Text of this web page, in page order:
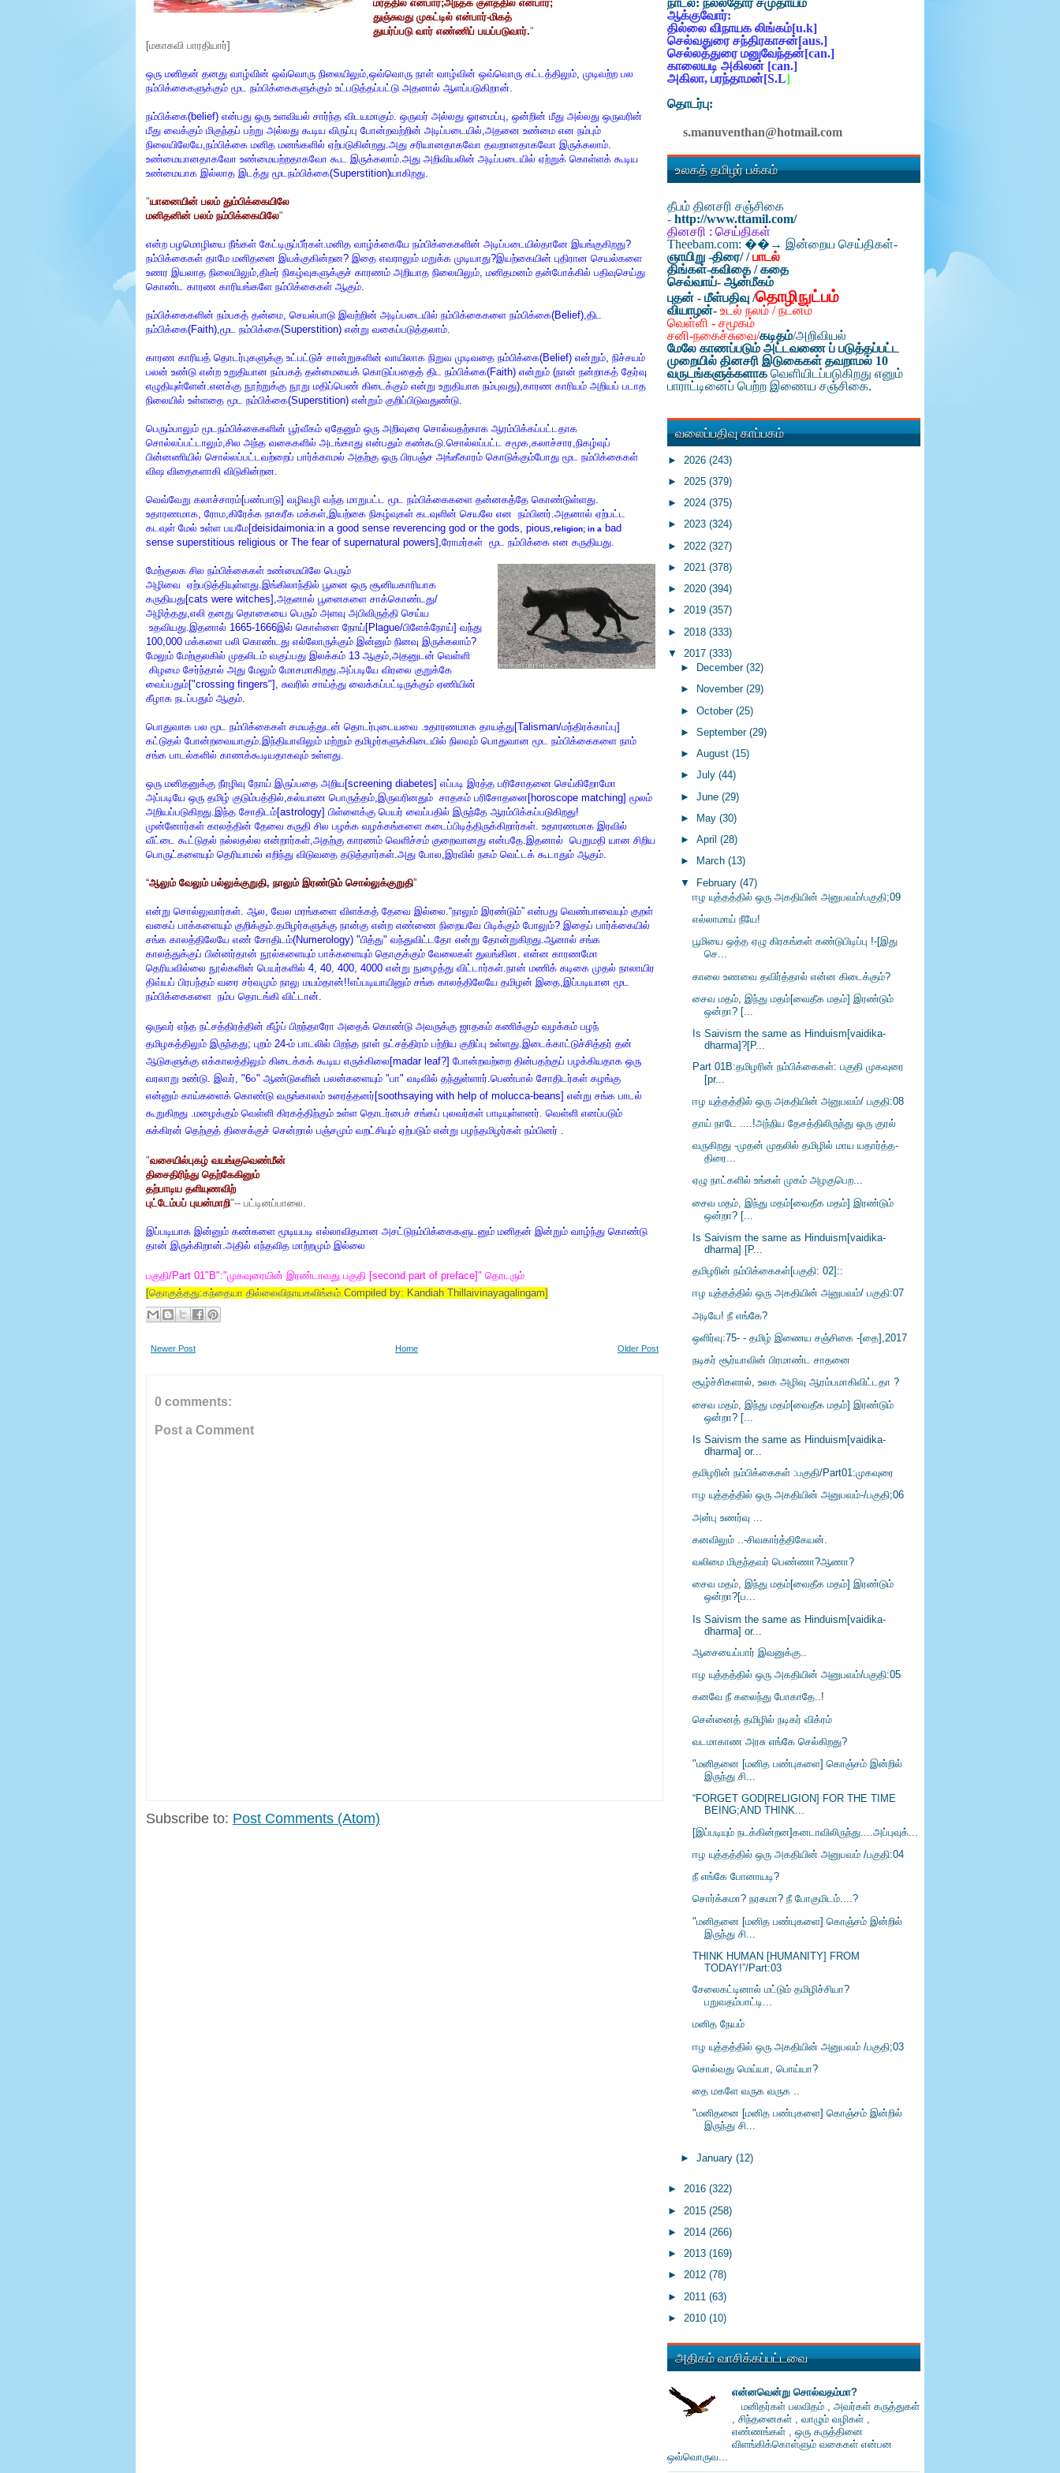
மரத்தில் என்பார்;அந்தக் குளத்தில் என்பார்;
துஞ்சுவது முகட்டில் என்பார்-மிகத்
துயர்ப்படு வார் எண்ணிப் பயப்படுவார்."
[மகாகவி பாரதியார்]
ஒரு மனிதன் தனது வாழ்வின் ஒவ்வொரு நிலையிலும்,ஒவ்வொரு நாள் வாழ்வின் ஒவ்வொரு கட்டத்திலும், முடிவற்ற பல
நம்பிக்கைகளுக்கும் மூட நம்பிக்கைகளுக்கும் உட்படுத்தப்பட்டு அதனால் ஆளப்படுகிறான்.
நம்பிக்கை(belief) என்பது ஒரு உளவியல் சார்ந்த விடயமாகும். ஒருவர் அல்லது ஓரமைப்பு, ஒன்றின் மீது அல்லது ஒருவரின்
மீது வைக்கும் மிகுந்தப் பற்று அல்லது கூடிய விருப்பு போன்றவற்றின் அடிப்படையில்,அதனை உண்மை என நம்பும்
நிலையிலேயே,நம்பிக்கை மனித மனங்களில் ஏற்படுகின்றது.அது சரியானதாகவோ தவறானதாகவோ இருக்கலாம்.
உண்மையானதாகவோ உண்மையற்றதாகவோ கூட இருக்கலாம்.அது அறிவியலின் அடிப்படையில் ஏற்றுக் கொள்ளக் கூடிய
உண்மையாக இல்லாத இடத்து மூடநம்பிக்கை(Superstition)யாகிறது.
"யானையின் பலம் தும்பிக்கையிலே
மனிதனின் பலம் நம்பிக்கையிலே"
என்ற பழமொழியை நீங்கள் கேட்டிருப்பீர்கள்.மனித வாழ்க்கையே நம்பிக்கைகளின் அடிப்படையில்தானே இயங்குகிறது?
நம்பிக்கைகள் தாமே மனிதனை இயக்குகின்றன? இதை எவராலும் மறுக்க முடியாது?இயற்கையின் புதிரான செயல்களை
உணர இயலாத நிலையிலும்,திடீர் நிகழ்வுகளுக்குச் காரணம் அறியாத நிலையிலும், மனிதமனம் தன்போக்கில் பதிவுசெய்து
கொண்ட காரண காரியங்களே நம்பிக்கைகள் ஆகும்.
நம்பிக்கைகளின் நம்பகத் தன்மை, செயல்பாடு இவற்றின் அடிப்படையில் நம்பிக்கைகளை நம்பிக்கை(Belief),திட
நம்பிக்கை(Faith),மூட நம்பிக்கை(Superstition) என்று வகைப்படுத்தலாம்.
காரண காரியத் தொடர்புகளுக்கு உட்பட்டுச் சான்றுகளின் வாயிலாக நிறுவ முடிவதை நம்பிக்கை(Belief) என்றும், நிச்சயம்
பலன் உண்டு என்ற உறுதியான நம்பகத் தன்மையைக் கொடுப்பதைத் திட நம்பிக்கை(Faith) என்றும் (நான் நன்றாகத் தேர்வு
எழுதியுள்ளேன்.எனக்கு நூற்றுக்கு நூறு மதிப்பெண் கிடைக்கும் என்று உறுதியாக நம்புவது),காரண காரியம் அறியப் படாத
நிலையில் உள்ளதை மூட நம்பிக்கை(Superstition) என்றும் குறிப்பிடுவதுண்டு.
பெரும்பாலும் மூடநம்பிக்கைகளின் பூர்வீகம் ஏதேனும் ஒரு அறிவுரை சொல்வதற்காக ஆரம்பிக்கப்பட்டதாக
சொல்லப்பட்டாலும்,சில அந்த வகைகளில் அடங்காது என்பதும் கண்கூடு.சொல்லப்பட்ட சமூக,கலாச்சார,நிகழ்வுப்
பின்னணியில் சொல்லப்பட்டவற்றைப் பார்க்காமல் அதற்கு ஒரு பிரபஞ்ச அங்கீகாரம் கொடுக்கும்போது மூட நம்பிக்கைகள்
விஷ விதைகளாகி விடுகின்றன.
வெவ்வேறு கலாச்சாரம்[பண்பாடு] வழிவழி வந்த மாறுபட்ட மூட நம்பிக்கைகளை தன்னகத்தே கொண்டுள்ளது.
உதாரணமாக, ரோம,கிரேக்க நாகரீக மக்கள்,இயற்கை நிகழ்வுகள் கடவுளின் செயலே என நம்பினர்.அதனால் ஏற்பட்ட
கடவுள் மேல் உள்ள பயமே[deisidaimonia:in a good sense reverencing god or the gods, pious,religion; in a
bad
sense superstitious religious or The fear of supernatural powers],ரோமர்கள் மூட நம்பிக்கை என கருதியது.
மேற்குலக சில நம்பிக்கைகள் உண்மையிலே பெரும்
அழிவை ஏற்படுத்தியுள்ளது.இங்கிலாந்தில் பூனை ஒரு சூனியகாரியாக
கருதியது[cats were witches],அதனால் பூனைகளை சாக்கொண்டது/
அழித்தது,எலி தனது தொகையை பெரும் அளவு அபிவிருத்தி செய்ய
உதவியது.இதனால் 1665-1666இல் கொள்ளை நோய்[Plague/பிளேக்நோய்] வந்து
100,000 மக்களை பலி கொண்டது எல்லோருக்கும் இன்னும் நினவு இருக்கலாம்?
மேலும் மேற்குலகில் முதலிடம் வகுப்பது இலக்கம் 13 ஆகும்,அதனுடன் வெள்ளி
கிழமை சேர்ந்தால் அது மேலும் மோசமாகிறது.அப்படியே விரலை குறுக்கே
வைப்பதும்["crossing fingers"], சுவரில் சாய்த்து வைக்கப்பட்டிருக்கும் ஏணியின்
கீழாக நடப்பதும் ஆகும்.
பொதுவாக பல மூட நம்பிக்கைகள் சமயத்துடன் தொடர்புடையவை .உதாரணமாக தாயத்து[Talisman/மந்திரக்காப்பு]
கட்டுதல் போன்றவையாகும்.இந்தியாவிலும் மற்றும் தமிழர்களுக்கிடையில் நிலவும் பொதுவான மூட நம்பிக்கைகளை நாம்
சங்க பாடல்களில் காணக்கூடியதாகவும் உள்ளது.
ஒரு மனிதனுக்கு நீரழிவு நோய் இருப்பதை அறிய[screening diabetes] எப்படி இரத்த பரிசோதனை செய்கிறோமோ
அப்படியே ஒரு தமிழ் குடும்பத்தில்,கல்யாண பொருத்தம்,இருவரினதும் சாதகம் பரிசோதனை[horoscope matching] மூலம்
அறியப்படுகிறது.இந்த சோதிடம்[astrology] பிள்ளைக்கு பெயர் வைப்பதில் இருந்தே ஆரம்பிக்கப்படுகிறது!
முன்னோர்கள் காலத்தின் தேவை கருதி சில பழக்க வழக்கங்களை கடைப்பிடித்திருக்கிறார்கள். உதாரணமாக இரவில்
வீட்டை கூட்டுதல் நல்லதல்ல என்றார்கள்,அதற்கு காரணம் வெளிச்சம் குறைவானது என்பதே.இதனால் பெறுமதி யான சிறிய
பொருட்களையும் தெரியாமல் எறிந்து விடுவதை தடுத்தார்கள்.அது போல,இரவில் நகம் வெட்டக் கூடாதும் ஆகும்.
“ஆலும் வேலும் பல்லுக்குறுதி, நாலும் இரண்டும் சொல்லுக்குறுதி”
என்று சொல்லுவார்கள். ஆல, வேல மரங்களை விளக்கத் தேவை இல்லை.“நாலும் இரண்டும்” என்பது வெண்பாவையும் குறள்
வகைப் பாக்களையும் குறிக்கும்.தமிழர்களுக்கு நான்கு என்ற எண்ணை நிறையவே பிடிக்கும் போலும்? இதைப் பார்க்கையில்
சங்க காலத்திலேயே எண் சோதிடம்(Numerology) "பித்து" வந்துவிட்டதோ என்று தோன்றுகிறது.ஆனால் சங்க
காலத்துக்குப் பின்னர்தான் நூல்களையும் பாக்களையும் தொகுக்கும் வேலைகள் துவங்கின. என்ன காரணமோ
தெரியவில்லை நூல்களின் பெயர்களில் 4, 40, 400, 4000 என்று நுழைத்து விட்டார்கள்.நான் மணிக் கடிகை முதல் நாலாயிர
திவ்யப் பிரபந்தம் வரை சர்வமும் நாலு மயம்தான்!!எப்படியாயினும் சங்க காலத்திலேயே தமிழன் இதை,இப்படியான மூட
நம்பிக்கைகளை நம்ப தொடங்கி விட்டான்.
ஒருவர் எந்த நட்சத்திரத்தின் கீழ்ப் பிறந்தாரோ அதைக் கொண்டு அவருக்கு ஜாதகம் கணிக்கும் வழக்கம் பழந்
தமிழகத்திலும் இருந்தது; புறம் 24-ம் பாடலில் பிறந்த நாள் நட்சத்திரம் பற்றிய குறிப்பு உள்ளது.இடைக்காட்டுச்சித்தர் தன்
ஆடுகளுக்கு எக்காலத்திலும் கிடைக்கக் கூடிய எருக்கிலை[madar leaf?] போன்றவற்றை தின்பதற்குப் பழக்கியதாக ஒரு
வரலாறு உண்டு. இவர், "6௦" ஆண்டுகளின் பலன்களையும் "பா" வடிவில் தந்துள்ளார்.பெண்பால் சோதிடர்கள் கழங்கு
என்னும் காய்களைக் கொண்டு வருங்காலம் உரைத்தனர் [soothsaying with help of molucca-beans] என்று சங்க பாடல்
கூறுகிறது .மழைக்கும் வெள்ளி கிரகத்திற்கும் உள்ள தொடர்பைச் சங்கப் புலவர்கள் பாடியுள்ளனர். வெள்ளி எனப்படும்
சுக்கிரன் தெற்குத் திசைக்குச் சென்றால் பஞ்சமும் வறட்சியும் ஏற்படும் என்று பழந்தமிழர்கள் நம்பினர் .
"வசையில்புகழ் வயங்குவெண்மீன்
திசைதிரிந்து தெற்கேகினும்
தற்பாடிய தளியுணவிற்
புட்டேம்பப் புயன்மாறி"-- பட்டினப்பாலை.
இப்படியாக இன்னும் கண்களை மூடியபடி எல்லாவிதமான அசட்டுநம்பிக்கைகளுடனும் மனிதன் இன்றும் வாழ்ந்து கொண்டு
தான் இருக்கிறான்.அதில் எந்தவித மாற்றமும் இல்லை
பகுதி/Part 01"B":"முகவுரையின் இரண்டாவது பகுதி [second part of preface]" தொடரும்
[தொகுத்தது:கந்தையா தில்லைவிநாயகலிங்கம்.Compiled by: Kandiah Thillaivinayagalingam]
Newer Post Older Post
Home
0 comments:
Post a Comment
Subscribe to: Post Comments (Atom)
நாடல்: நல்லதோர் சமுதாயம்
ஆக்குவோர்:
தில்லை விநாயக லிங்கம்[u.k]
செல்வதுரை சந்திரகாசன்[aus.]
செல்லத்துரை மனுவேந்தன்[can.]
காலையடி அகிலன் [can.]
அகிலா, பரந்தாமன்[S.L]
தொடர்பு:
s.manuventhan@hotmail.com
உலகத் தமிழர் பக்கம்
தீபம் தினசரி சஞ்சிகை
- http://www.ttamil.com/
தினசரி : செய்திகள்
Theebam.com: ��→ இன்றைய செய்திகள்-
ஞாயிறு -திரை//பாடல்
திங்கள்-கவிதை / கதை
செவ்வாய்- ஆன்மீகம்
புதன் - மீள்பதிவு /தொழிநுட்பம்
வியாழன்- உடல் நலம் / நடனம்
வெள்ளி - சமூகம்
சனி-நகைச்சுவை/கடிதம்/அறிவியல்
மேலே காணப்படும் அட்டவணை ப் படுத்தப்பட்ட
முறையில் தினசரி இடுகைகள் தவறாமல் 10
வருடங்களுக்களாக வெளியிடப்படுகிறது எனும்
பாராட்டினைப் பெற்ற இணைய சஞ்சிகை.
வலைப்பதிவு காப்பகம்
► 2026 (243)
► 2025 (379)
► 2024 (375)
► 2023 (324)
► 2022 (327)
► 2021 (378)
► 2020 (394)
► 2019 (357)
► 2018 (333)
▼ 2017 (333)
►
December (32)
►
November (29)
► October (25)
► September (29)
► August (15)
► July (44)
► June (29)
►
May (30)
► April (28)
►
March (13)
▼ February (47)
ஈழ யுத்தத்தில் ஒரு அகதியின் அனுபவம்/பகுதி;09
எல்லாமாய் நீயே!
பூமியை ஒத்த ஏழு கிரகங்கள் கண்டுபிடிப்பு !-[இது
செ...
காலை உணவை தவிர்த்தால் என்ன கிடைக்கும்?
சைவ மதம், இந்து மதம்[வைதீக மதம்] இரண்டும்
ஒன்றா? [...
Is Saivism the same as Hinduism[vaidika-
dharma]?[P...
Part 01B:தமிழரின் நம்பிக்கைகள்: பகுதி முகவுரை
[pr...
ஈழ யுத்தத்தில் ஒரு அகதியின் அனுபவம்/ பகுதி:08
தாய் நாடே ....!அந்நிய தேசத்திலிருந்து ஒரு குரல்
வருகிறது -முதன் முதலில் தமிழில் மாய யதார்த்த-
திரை...
ஏழு நாட்களில் உங்கள் முகம் அழகுபெற...
சைவ மதம், இந்து மதம்[வைதீக மதம்] இரண்டும்
ஒன்றா? [...
Is Saivism the same as Hinduism[vaidika-
dharma] [P...
தமிழரின் நம்பிக்கைகள்[பகுதி: 02]::
ஈழ யுத்தத்தில் ஒரு அகதியின் அனுபவம்/ பகுதி:07
அடியே! நீ எங்கே?
ஒளிர்வு:75- - தமிழ் இணைய சஞ்சிகை -[தை],2017
நடிகர் சூர்யாவின் பிரமாண்ட சாதனை
சூழ்ச்சிகளால், உலக அழிவு ஆரம்பமாகிவிட்டதா ?
சைவ மதம், இந்து மதம்[வைதீக மதம்] இரண்டும்
ஒன்றா? [...
Is Saivism the same as Hinduism[vaidika-
dharma] or...
தமிழரின் நம்பிக்கைகள் :பகுதி/Part01:முகவுரை
ஈழ யுத்தத்தில் ஒரு அகதியின் அனுபவம்-/பகுதி;06
அன்பு உணர்வு ...
கனவிலும் ..-சிவகார்த்திகேயன்.
வலிமை மிகுந்தவர் பெண்ணா?ஆணா?
சைவ மதம், இந்து மதம்[வைதீக மதம்] இரண்டும்
ஒன்றா?[ப...
Is Saivism the same as Hinduism[vaidika-
dharma] or...
ஆசையைப்பார் இவனுக்கு..
ஈழ யுத்தத்தில் ஒரு அகதியின் அனுபவம்/பகுதி:05
கனவே நீ கலைந்து போகாதே..!
சென்னைத் தமிழில் நடிகர் விக்ரம்
வடமாகாண அரசு எங்கே செல்கிறது?
"மனிதனை [மனித பண்புகளை] கொஞ்சம் இன்றில்
இருந்து சி...
“FORGET GOD[RELIGION] FOR THE TIME
BEING;AND THINK...
[இப்படியும் நடக்கின்றன]கனடாவிலிருந்து....அப்புவுக்...
ஈழ யுத்தத்தில் ஒரு அகதியின் அனுபவம் /பகுதி:04
நீ எங்கே போனாயடி?
சொர்க்கமா? நரகமா? நீ போகுமிடம்....?
"மனிதனை [மனித பண்புகளை] கொஞ்சம் இன்றில்
இருந்து சி...
THINK HUMAN [HUMANITY] FROM
TODAY!”/Part:03
சேலைகட்டினால் மட்டும் தமிழிச்சியா?
பறுவதம்பாட்டி...
மனித நேயம்
ஈழ யுத்தத்தில் ஒரு அகதியின் அனுபவம் /பகுதி;03
சொல்வது மெய்யா, பொய்யா?
தை மகளே வருக வருக ..
"மனிதனை [மனித பண்புகளை] கொஞ்சம் இன்றில்
இருந்து சி...
► January (12)
► 2016 (322)
► 2015 (258)
► 2014 (266)
► 2013 (169)
► 2012 (78)
► 2011 (63)
► 2010 (10)
அதிகம் வாசிக்கப்பட்டவை
என்னவென்று சொல்வதம்மா?
மனிதர்கள் பலவிதம் , அவர்கள் கருத்துகள்
, சிந்தனைகள் , வாழும் வழிகள் ,
எண்ணங்கள் , ஒரு கருத்தினை
விளங்கிக்கொள்ளும் வகைகள் என்பன
ஒவ்வொருவ...